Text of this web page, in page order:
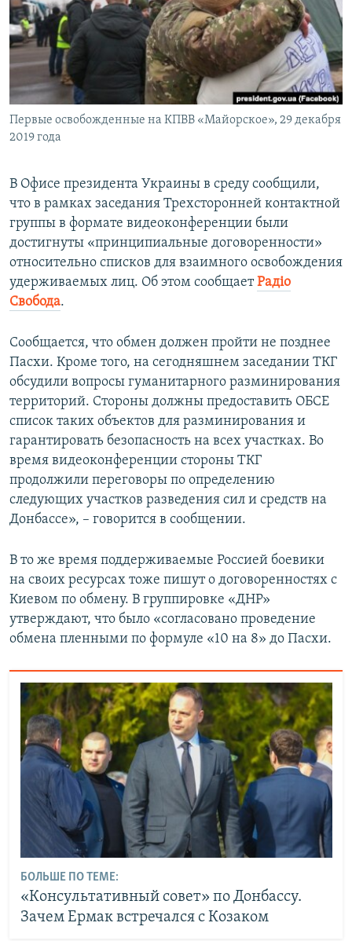
ПОБЕДИТЕЛЕЙ НЕ СУДЯТ?
КРЫМ.НЕПОКОРЕННЫЙ
ELIFBE
УКРАИНСКАЯ ПРОБЛЕМА КРЫМА
ПРИСОЕДИНЯЙТЕСЬ!
Все сайты RFE/RL
Первые освобожденные на КПВВ «Майорское», 29 декабря
2019 года
В Офисе президента Украины в среду сообщили,
что в рамках заседания Трехсторонней контактной
группы в формате видеоконференции были
достигнуты «принципиальные договоренности»
относительно списков для взаимного освобождения
удерживаемых лиц. Об этом сообщаетРадіо
Свобода.
Сообщается, что обмен должен пройти не позднее
Пасхи. Кроме того, на сегодняшнем заседании ТКГ
обсудили вопросы гуманитарного разминирования
территорий. Стороны должны предоставить ОБСЕ
список таких объектов для разминирования и
гарантировать безопасность на всех участках. Во
время видеоконференции стороны ТКГ
продолжили переговоры по определению
следующих участков разведения сил и средств на
Донбассе», – говорится в сообщении.
В то же время поддерживаемые Россией боевики
на своих ресурсах тоже пишут о договоренностях с
Киевом по обмену. В группировке «ДНР»
утверждают, что было «согласовано проведение
обмена пленными по формуле «10 на 8» до Пасхи.
БОЛЬШЕ ПО ТЕМЕ:
«Консультативный совет» по Донбассу.
Зачем Ермак встречался с Козаком